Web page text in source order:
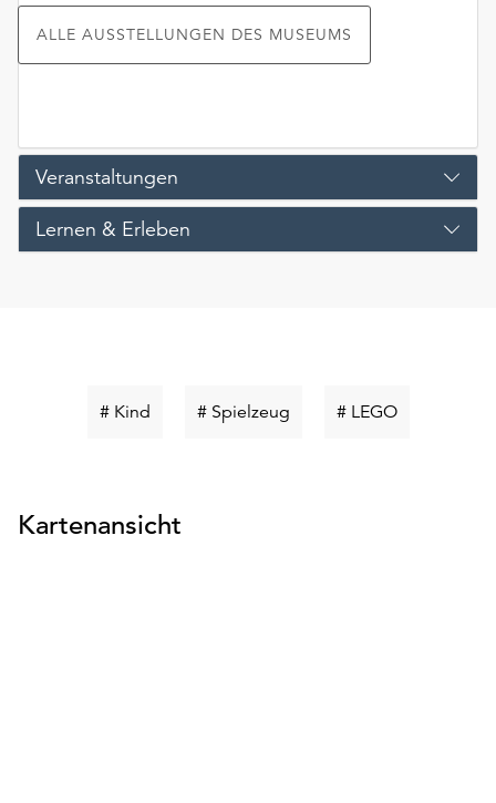
ALLE AUSSTELLUNGEN DES MUSEUMS
Veranstaltungen
Lernen & Erleben
# KindSchlüsselwort
# SpielzeugSchlüsselwort
# LEGO
Kartenansicht